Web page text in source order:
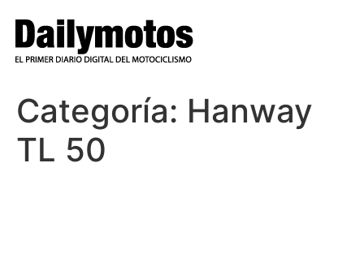
contenido
Categoría: Hanway
TL 50